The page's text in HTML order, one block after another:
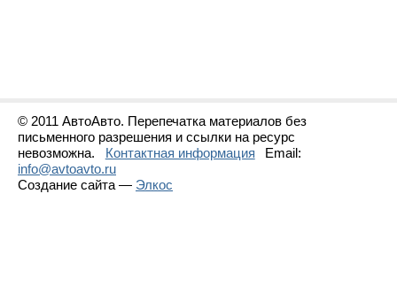
© 2011 АвтоАвто. Перепечатка материалов без
письменного разрешения и ссылки на ресурс
невозможна.
Контактная информация
Email:
info@avtoavto.ru
Создание сайта — Элкос